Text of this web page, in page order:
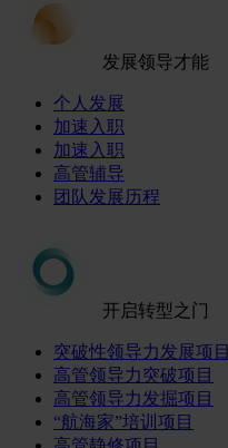
发展领导才能
个人发展
加速入职
加速入职
高管辅导
团队发展历程
开启转型之门
突破性领导力发展项目
高管领导力突破项目
高管领导力发掘项目
“航海家”培训项目